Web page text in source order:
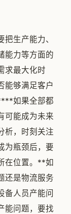
生产能力、
能力等方面的
求最大化时
能够满足客户
如果全部都
可能成为未来
析，时刻关注
为瓶颈后，要
在位置。**如
还是物流服务
备人员产能问
能问题，要找